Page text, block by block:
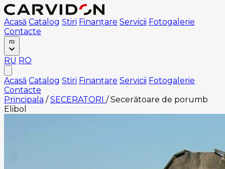
Acasă Catalog Știri Finanțare Servicii Fotogalerie
Contacte
ro
RU RO
Acasă Catalog Știri Finanțare Servicii Fotogalerie
Contacte
Principala / SECERATORI / Secerătoare de porumb
Elibol